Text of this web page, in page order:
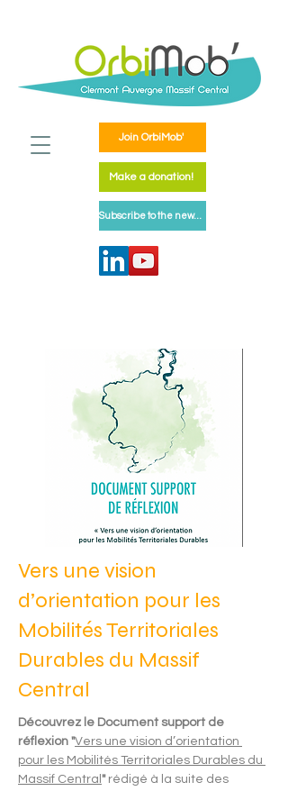
Join OrbiMob'
Subscribe to the newsletter
Make a donation!
Vers une vision
d’orientation pour les
Mobilités Territoriales
Durables du Massif
Central
Découvrez le Document support de
réflexion "Vers une vision d’orientation
pour les Mobilités Territoriales Durables du
Massif Central " rédigé à la suite des